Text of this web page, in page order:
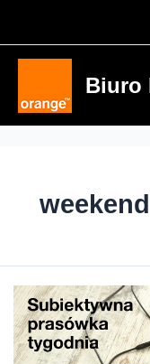
Biuro
weekend